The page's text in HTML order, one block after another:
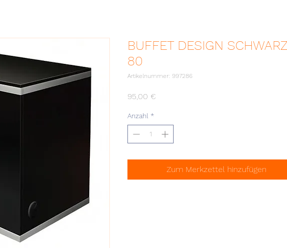
BUFFET DESIGN SCHWARZ
80
Artikelnummer: 997286
95,00 €
Anzahl *
Zum Merkzettel hinzufügen